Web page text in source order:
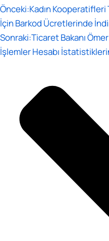
Önceki:Kadın
İçin Barkod Ücretlerinde
Sonraki:Ticaret Bakanı
İşlemler Hesabı